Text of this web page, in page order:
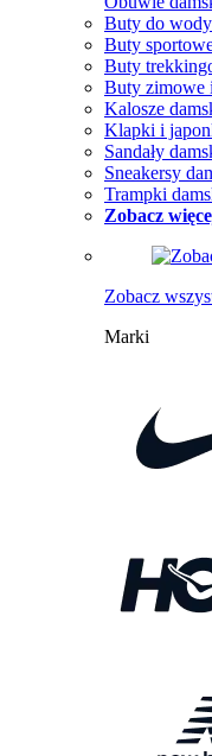
Buty do
Buty
Buty
Buty zimowe
Kalosze
Klapki i
Sandały
Sneakersy
Trampki
Zobacz
Zobacz
Marki